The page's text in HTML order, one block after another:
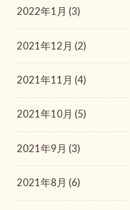
2022年1月 (3)
2021年12月 (2)
2021年11月 (4)
2021年10月 (5)
2021年9月 (3)
2021年8月 (6)